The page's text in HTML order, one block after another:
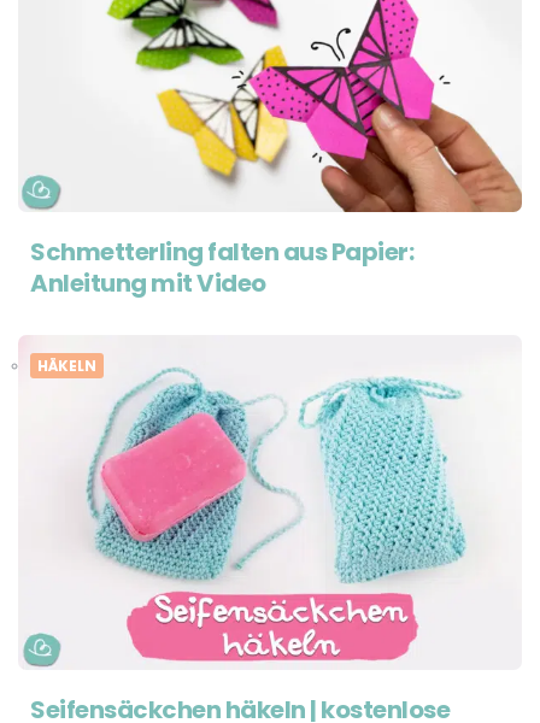
Schmetterling falten aus Papier:
Anleitung mit Video
HÄKELN
Seifensäckchen häkeln | kostenlose